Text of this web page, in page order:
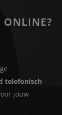
ONLINE?
telefonisch
jouw